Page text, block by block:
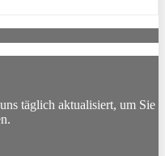
täglich aktualisiert, um Sie